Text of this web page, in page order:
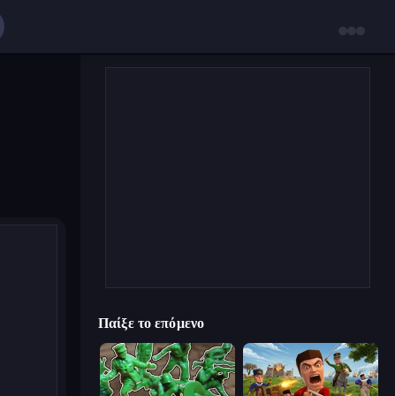
Παίξε το επόμενο